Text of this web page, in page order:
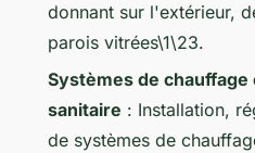
donnant sur l'extérieur,
parois vitrées\1\23.
Systèmes de chauffage
sanitaire : Installation,
de systèmes de